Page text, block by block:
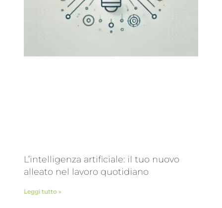
L’intelligenza artificiale: il tuo nuovo
alleato nel lavoro quotidiano
Leggi tutto »